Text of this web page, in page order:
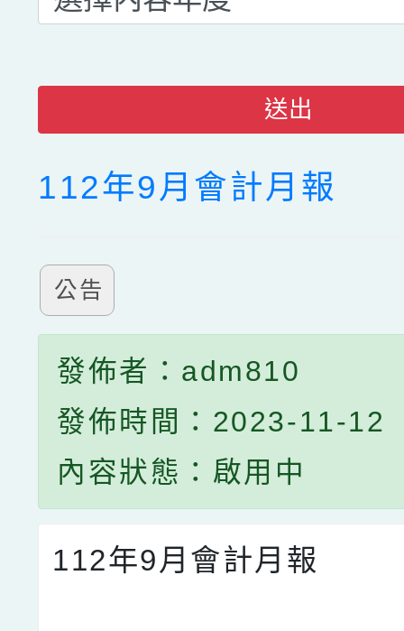
送出
112年9月會計月報
公告
發佈者：adm810
發佈時間：2023-11-12
內容狀態：啟用中
112年9月會計月報